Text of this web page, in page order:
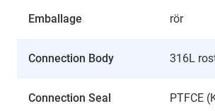
Emballage rör
Connection Body 316L
Connection Seal PTFCE